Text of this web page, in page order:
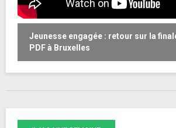
Jeunesse engagée : retour sur la
PDF à Bruxelles